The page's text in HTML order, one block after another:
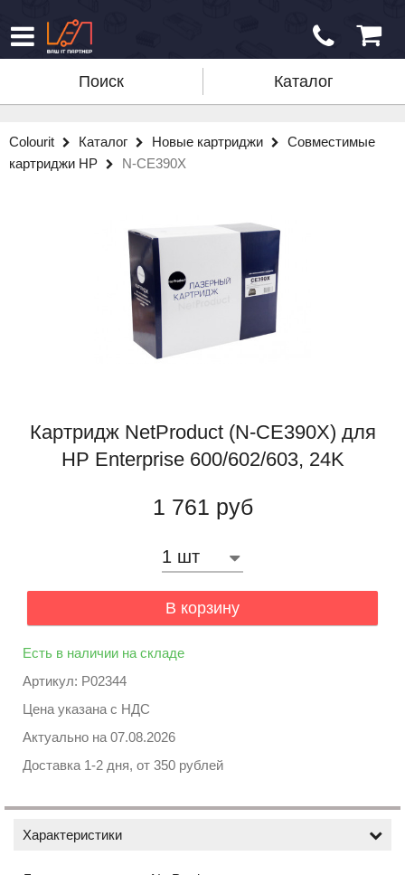
Поиск Каталог
Colourit Каталог Новые картриджи
Совместимые
картриджи HP
N-CE390X
Картридж NetProduct (N-CE390X) для
HP Enterprise 600/602/603, 24K
1 761 руб
В корзину
Есть в наличии на складе
Артикул: P02344
Цена указана с НДС
Актуально на 07.08.2026
Доставка 1-2 дня, от 350 рублей
Характеристики